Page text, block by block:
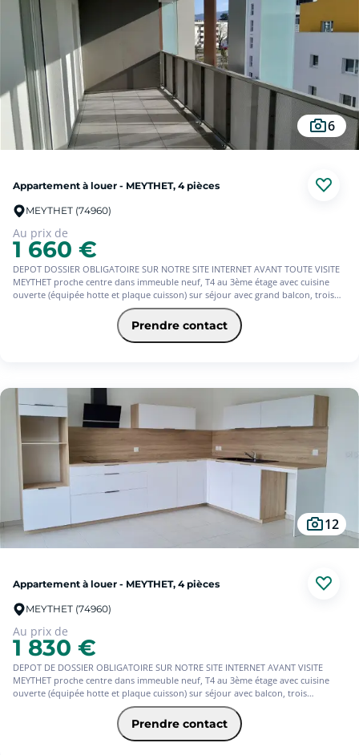
6
Appartement à louer - MEYTHET, 4 pièces
MEYTHET (74960)
Au prix de
1 660 €
DEPOT DOSSIER OBLIGATOIRE SUR NOTRE SITE INTERNET AVANT TOUTE VISITE
MEYTHET proche centre dans immeuble neuf, T4 au 3ème étage avec cuisine
ouverte (équipée hotte et plaque cuisson) sur séjour avec grand balcon, trois
chambres dont deux avec placard, salle de bains, wc séparés, cellier sur palier,
deux places de parking en sous-sol Chauffage et eau chaude collectifs.
Prendre contact
12
Appartement à louer - MEYTHET, 4 pièces
MEYTHET (74960)
Au prix de
1 830 €
DEPOT DE DOSSIER OBLIGATOIRE SUR NOTRE SITE INTERNET AVANT VISITE
MEYTHET proche centre dans immeuble neuf, T4 au 3ème étage avec cuisine
ouverte (équipée hotte et plaque cuisson) sur séjour avec balcon, trois
chambres dont une avec salle d'eau, salle de bains, wc séparés, cellier sur
palier, deux places de parking en sous-sol Disponible de suite. Chauffage et eau
Prendre contact